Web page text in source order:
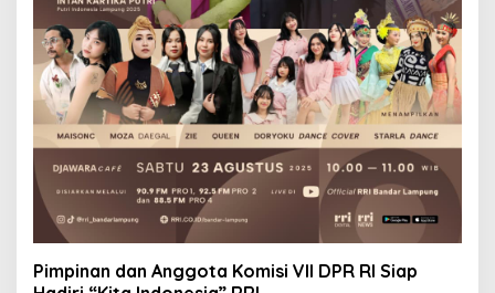
Pimpinan dan Anggota Komisi VII DPR RI Siap